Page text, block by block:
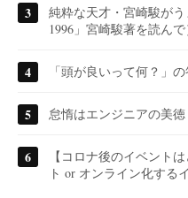
純粋な天才・宮崎駿が
1996」宮崎駿著を読ん
「頭が良いって何？」
怠惰はエンジニアの美徳
【コロナ後のイベント
ト or オンライン化する